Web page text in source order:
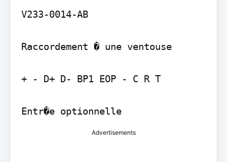
V233-0014-AB
Raccordement � une ventouse
+ - D+ D- BP1 EOP - C R T
Entr�e optionnelle
Advertisements